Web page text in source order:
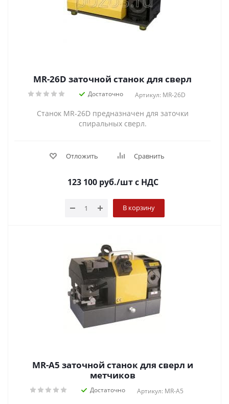
MR-26D заточной станок для сверл
Достаточно Артикул: MR-26D
Станок MR-26D предназначен для заточки
спиральных сверл.
Отложить Сравнить
123 100руб./штс НДС
В корзину
MR-A5 заточной станок для сверл и
метчиков
Достаточно Артикул: MR-A5